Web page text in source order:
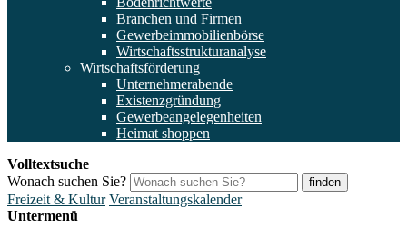
Branchen und Firmen
Gewerbeimmobilienbörse
Wirtschaftsstrukturanalyse
Wirtschaftsförderung
Unternehmerabende
Existenzgründung
Gewerbeangelegenheiten
Heimat shoppen
Volltextsuche
Wonach suchen Sie?
finden
Freizeit & Kultur Veranstaltungskalender
Untermenü